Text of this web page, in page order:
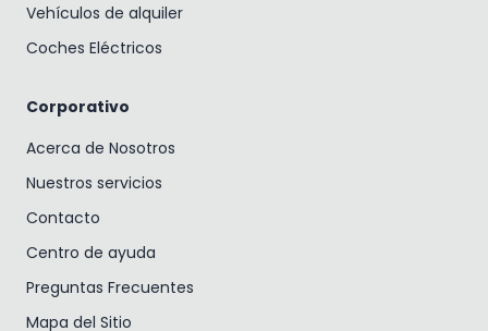
Vehículos de alquiler
Coches Eléctricos
Corporativo
Acerca de Nosotros
Nuestros servicios
Contacto
Centro de ayuda
Preguntas Frecuentes
Mapa del Sitio